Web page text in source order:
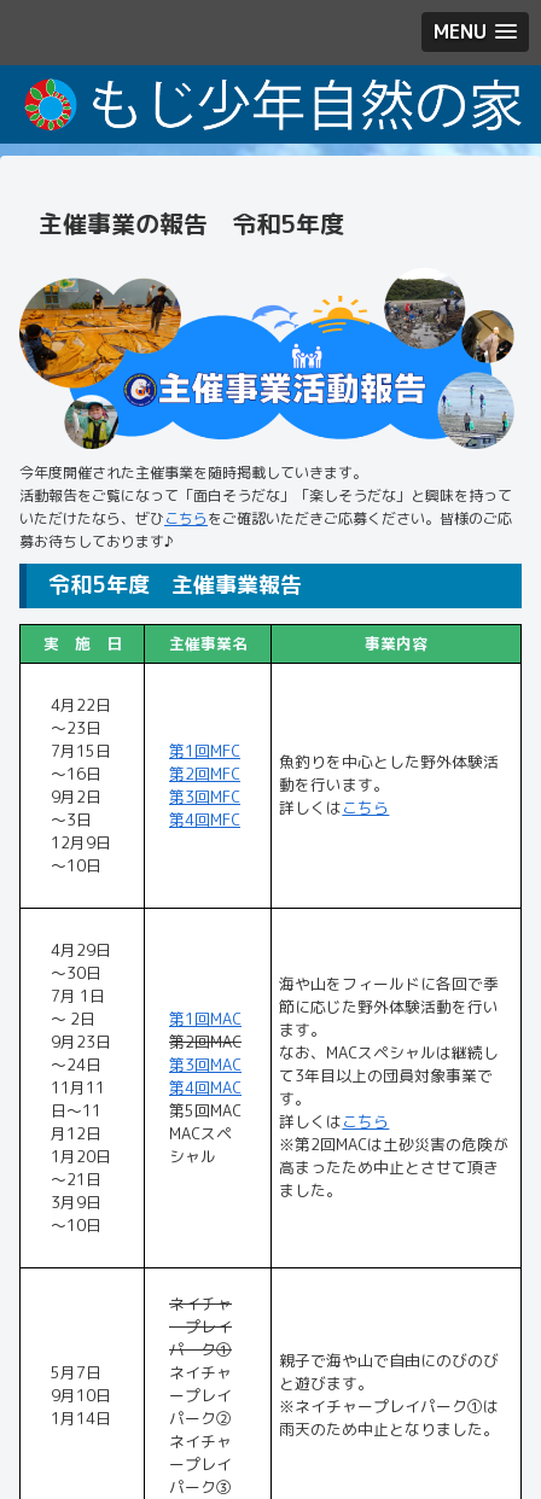
MENU
主催事業の報告 令和5年度
今年度開催された主催事業を随時掲載していきます。
活動報告をご覧になって「面白そうだな」「楽しそうだな」と興味を持って
いただけたなら、ぜひこちらをご確認いただきご応募ください。皆様のご応
募お待ちしております♪
令和5年度 主催事業報告
実 施 日 主催事業名 事業内容
4月22日
～23日
7月15日
～16日
9月2日
～3日
12月9日
～10日
第1回MFC
第2回MFC
第3回MFC
第4回MFC
魚釣りを中心とした野外体験活
動を行います。
詳しくはこちら
4月29日
～30日
7月 1日
～ 2日
9月23日
～24日
11月11
日～11
月12日
1月20日
～21日
3月9日
～10日
第1回MAC
第2回MAC
第3回MAC
第4回MAC
第5回MAC
MACスペ
シャル
海や山をフィールドに各回で季
節に応じた野外体験活動を行い
ます。
なお、MACスペシャルは継続し
て3年目以上の団員対象事業で
す。
詳しくはこちら
※第2回MACは土砂災害の危険が
高まったため中止とさせて頂き
ました。
5月7日
9月10日
1月14日
ネイチャ
ープレイ
パーク①
ネイチャ
ープレイ
パーク②
ネイチャ
ープレイ
パーク③
親子で海や山で自由にのびのび
と遊びます。
※ネイチャープレイパーク①は
雨天のため中止となりました。